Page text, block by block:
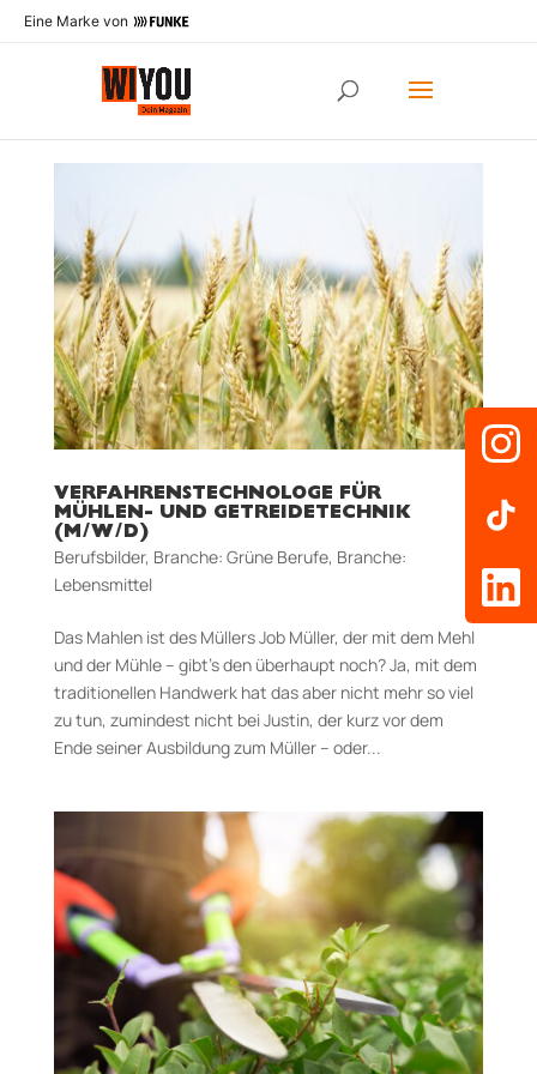
Eine Marke von
VERFAHRENSTECHNOLOGE FÜR
MÜHLEN- UND GETREIDETECHNIK
(M/W/D)
Berufsbilder, Branche: Grüne Berufe, Branche:
Lebensmittel
Das Mahlen ist des Müllers Job Müller, der mit dem Mehl
und der Mühle – gibt’s den überhaupt noch? Ja, mit dem
traditionellen Handwerk hat das aber nicht mehr so viel
zu tun, zumindest nicht bei Justin, der kurz vor dem
Ende seiner Ausbildung zum Müller – oder...